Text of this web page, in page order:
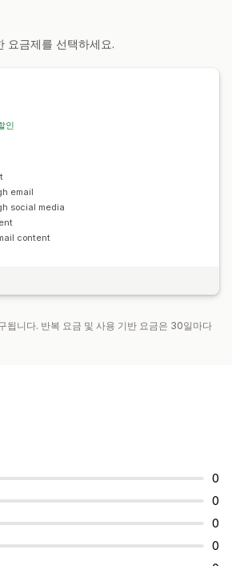
자 지정 레이아웃
요금제를 선택하세요.
인
email
social media
content
됩니다. 반복 요금 및 사용 기반 요금은 30일마다
0
0
0
0